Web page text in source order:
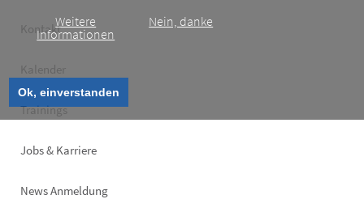
Weitere
Informationen
Nein, danke
Ok, einverstanden
Footer
Kontakt
Kalender
Trainings
Jobs & Karriere
News Anmeldung